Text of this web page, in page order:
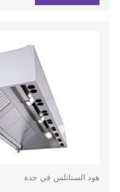
هود الستانلس في جدة